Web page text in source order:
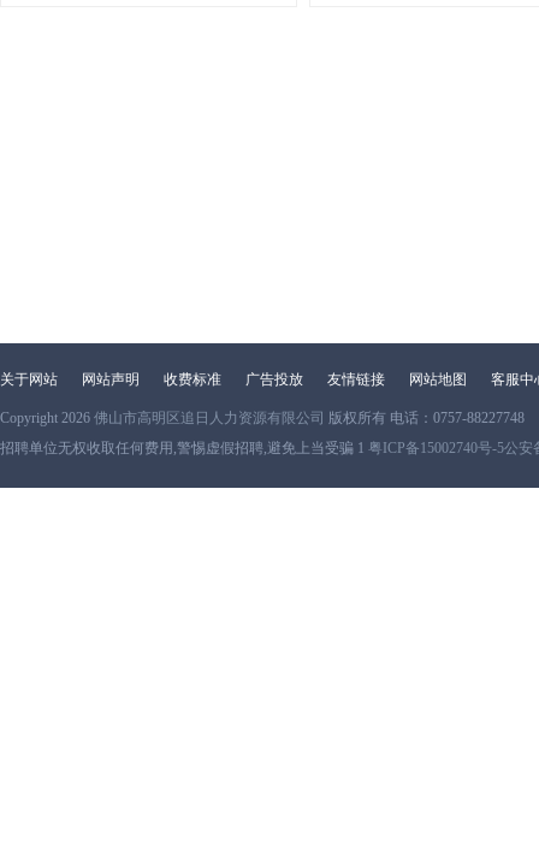
关于网站 网站声明 收费标准 广告投放 友情链接 网站地图 客服中
Copyright 2026 佛山市高明区追日人力资源有限公司 版权所有 电话：0757-88227748
招聘单位无权收取任何费用,警惕虚假招聘,避免上当受骗 1 粤ICP备15002740号-5公安